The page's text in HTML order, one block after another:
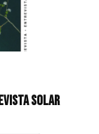
Solar